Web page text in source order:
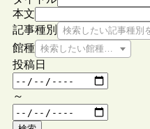
本文
記事種別
検索したい記事種別
館種 検索したい館種を選択して
投稿日
～